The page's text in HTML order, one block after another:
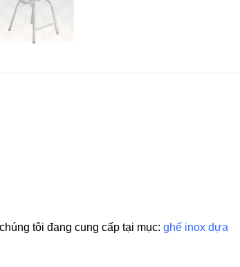
tôi đang cung cấp tại mục: ghế inox dựa